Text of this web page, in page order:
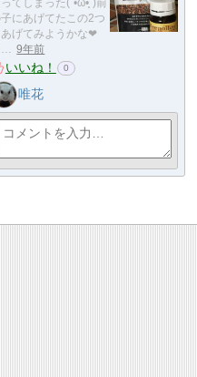
てしまった(´•ω•̥`)前
にあげてたこの2つ
あげてみようかな❤
9年前
いいね！ 0
唯花